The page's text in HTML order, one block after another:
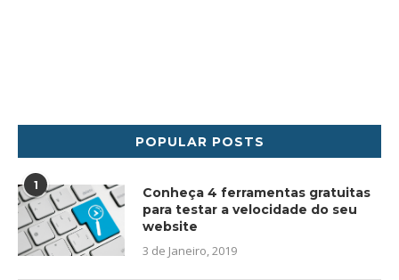
POPULAR POSTS
1
Conheça 4 ferramentas gratuitas
para testar a velocidade do seu
website
3 de Janeiro, 2019